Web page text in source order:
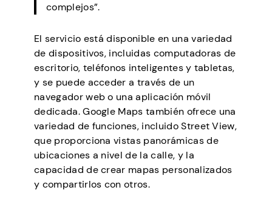
complejos”.
El servicio está disponible en una variedad
de dispositivos, incluidas computadoras de
escritorio, teléfonos inteligentes y tabletas,
y se puede acceder a través de un
navegador web o una aplicación móvil
dedicada. Google Maps también ofrece una
variedad de funciones, incluido Street View,
que proporciona vistas panorámicas de
ubicaciones a nivel de la calle, y la
capacidad de crear mapas personalizados
y compartirlos con otros.